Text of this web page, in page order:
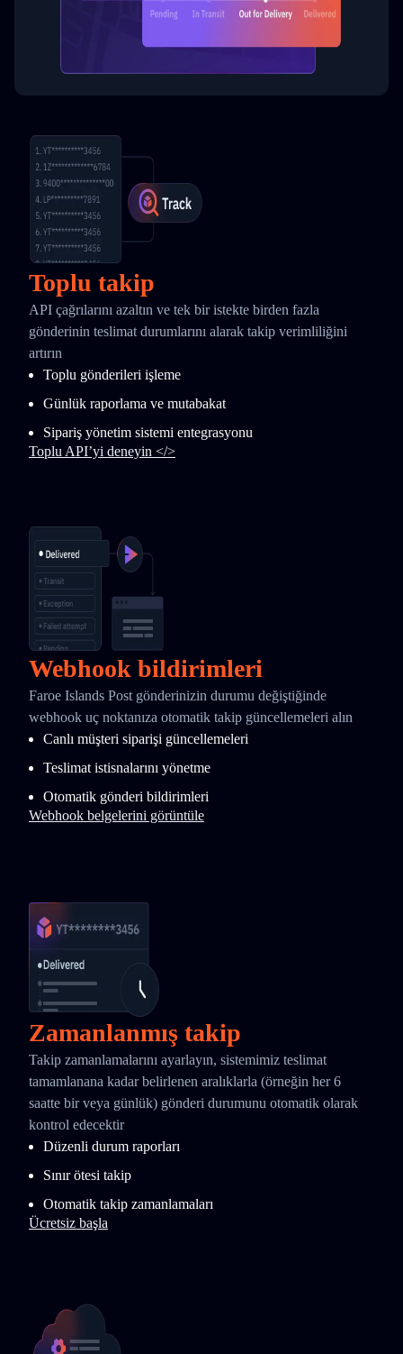
Toplu takip
API çağrılarını azaltın ve tek bir istekte birden fazla
gönderinin teslimat durumlarını alarak takip verimliliğini
artırın
Toplu gönderileri işleme
Günlük raporlama ve mutabakat
Sipariş yönetim sistemi entegrasyonu
Toplu API’yi deneyin </>
Webhook bildirimleri
Faroe Islands Post gönderinizin durumu değiştiğinde
webhook uç noktanıza otomatik takip güncellemeleri alın
Canlı müşteri siparişi güncellemeleri
Teslimat istisnalarını yönetme
Otomatik gönderi bildirimleri
Webhook belgelerini görüntüle
Zamanlanmış takip
Takip zamanlamalarını ayarlayın, sistemimiz teslimat
tamamlanana kadar belirlenen aralıklarla (örneğin her 6
saatte bir veya günlük) gönderi durumunu otomatik olarak
kontrol edecektir
Düzenli durum raporları
Sınır ötesi takip
Otomatik takip zamanlamaları
Ücretsiz başla